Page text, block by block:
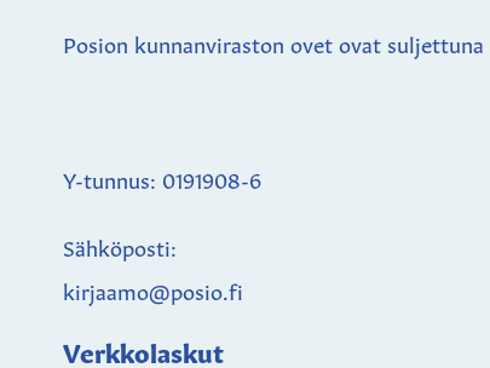
Posion kunnanviraston ovet ovat suljettuna
Y-tunnus: 0191908-6
Sähköposti:
kirjaamo@posio.fi
Verkkolaskut